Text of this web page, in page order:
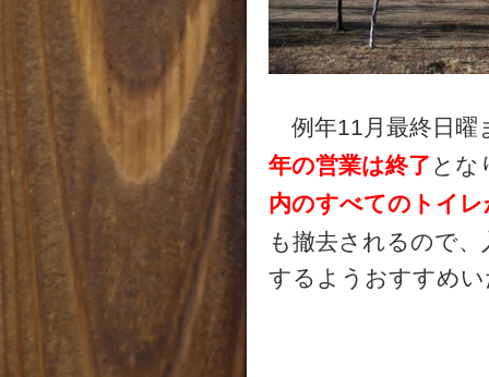
例年11月最終日曜
年の営業は終了 とな
内のすべてのトイ
も撤去されるので
するようおすすめ